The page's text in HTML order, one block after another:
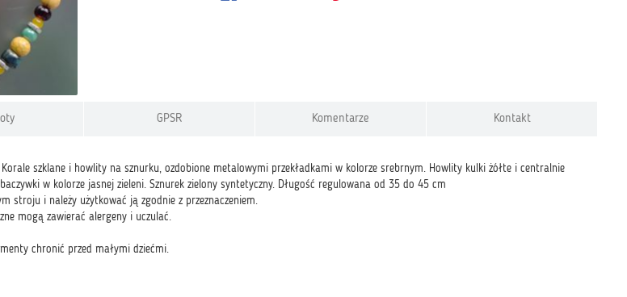
GPSR Komentarze Kontakt
szklane i howlity na sznurku, ozdobione metalowymi przekładkami w kolorze srebrnym. Howlity kulki żółte i centralnie
w kolorze jasnej zieleni. Sznurek zielony syntetyczny. Długość regulowana od 35 do 45 cm
stroju i należy użytkować ją zgodnie z przeznaczeniem.
mogą zawierać alergeny i uczulać.
chronić przed małymi dziećmi.